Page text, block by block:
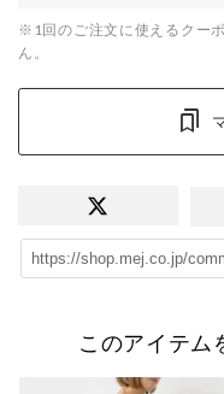
※1回のご注文に使えるクー
ん。
このアイテム